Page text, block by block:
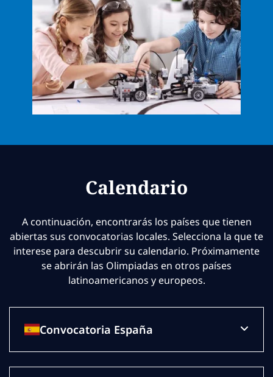
Calendario
A continuación, encontrarás los países que tienen
abiertas sus convocatorias locales. Selecciona la que te
interese para descubrir su calendario. Próximamente
se abrirán las Olimpiadas en otros países
latinoamericanos y europeos.
Convocatoria España